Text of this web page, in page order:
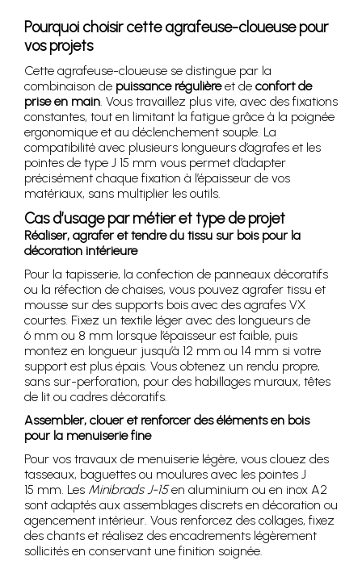
Pourquoi choisir cette agrafeuse-cloueuse pour
vos projets
Cette agrafeuse-cloueuse se distingue par la
combinaison de puissance régulièreet de confort de
prise en main. Vous travaillez plus vite, avec des fixations
constantes, tout en limitant la fatigue grâce à la poignée
ergonomique et au déclenchement souple. La
compatibilité avec plusieurs longueurs d’agrafes et les
pointes de type J 15 mm vous permet d’adapter
précisément chaque fixation à l’épaisseur de vos
matériaux, sans multiplier les outils.
Cas d’usage par métier et type de projet
Réaliser, agrafer et tendre du tissu sur bois pour la
décoration intérieure
Pour la tapisserie, la confection de panneaux décoratifs
ou la réfection de chaises, vous pouvez agrafer tissu et
mousse sur des supports bois avec des agrafes VX
courtes. Fixez un textile léger avec des longueurs de
6 mm ou 8 mm lorsque l’épaisseur est faible, puis
montez en longueur jusqu’à 12 mm ou 14 mm si votre
support est plus épais. Vous obtenez un rendu propre,
sans sur-perforation, pour des habillages muraux, têtes
de lit ou cadres décoratifs.
Assembler, clouer et renforcer des éléments en bois
pour la menuiserie fine
Pour vos travaux de menuiserie légère, vous clouez des
tasseaux, baguettes ou moulures avec les pointes J
15 mm. Les Minibrads J-15en aluminium ou en inox A2
sont adaptés aux assemblages discrets en décoration ou
agencement intérieur. Vous renforcez des collages, fixez
des chants et réalisez des encadrements légèrement
sollicités en conservant une finition soignée.